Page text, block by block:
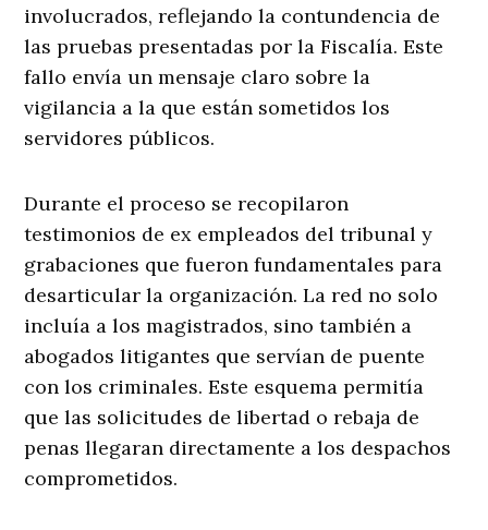
involucrados, reflejando la contundencia de
las pruebas presentadas por la Fiscalía. Este
fallo envía un mensaje claro sobre la
vigilancia a la que están sometidos los
servidores públicos.
Durante el proceso se recopilaron
testimonios de ex empleados del tribunal y
grabaciones que fueron fundamentales para
desarticular la organización. La red no solo
incluía a los magistrados, sino también a
abogados litigantes que servían de puente
con los criminales. Este esquema permitía
que las solicitudes de libertad o rebaja de
penas llegaran directamente a los despachos
comprometidos.